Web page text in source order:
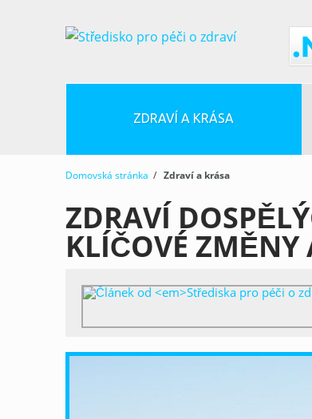
ZDRAVÍ A KRÁSA
Domovská stránka / Zdraví a krása
ZDRAVÍ
KLÍČOVÉ ZMĚNY